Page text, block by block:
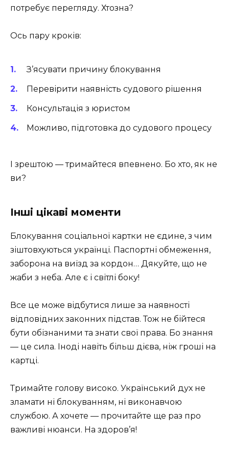
потребує перегляду. Хтозна?
Ось пару кроків:
З’ясувати причину блокування
Перевірити наявність судового рішення
Консультація з юристом
Можливо, підготовка до судового процесу
І зрештою — тримайтеся впевнено. Бо хто, як не
ви?
Інші цікаві моменти
Блокування соціальної картки не єдине, з чим
зіштовхуються українці. Паспортні обмеження,
заборона на виїзд за кордон… Дякуйте, що не
жаби з неба. Але є і світлі боку!
Все це може відбутися лише за наявності
відповідних законних підстав. Тож не бійтеся
бути обізнаними та знати свої права. Бо знання
— це сила. Іноді навіть більш дієва, ніж гроші на
картці.
Тримайте голову високо. Український дух не
зламати ні блокуванням, ні виконавчою
службою. А хочете — прочитайте ще раз про
важливі нюанси. На здоров’я!